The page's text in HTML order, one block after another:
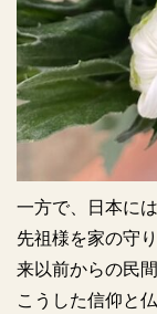
一方で、日本に
先祖様を家の守
来以前からの民
こうした信仰と